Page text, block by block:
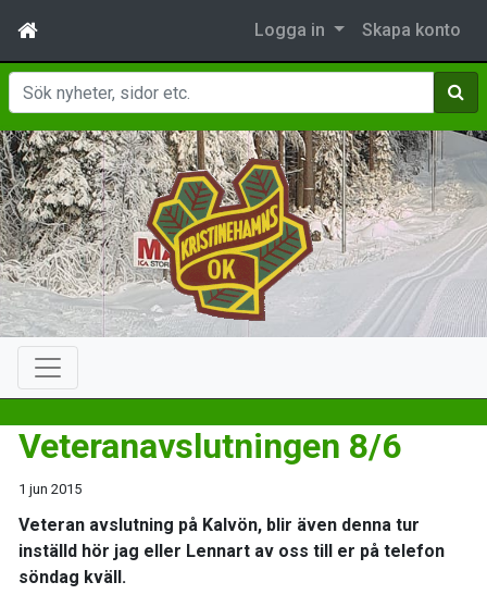
Logga in Skapa konto
Sök
Veteranavslutningen 8/6
1 jun 2015
Veteran avslutning på Kalvön, blir även denna tur
inställd hör jag eller Lennart av oss till er på telefon
söndag kväll.